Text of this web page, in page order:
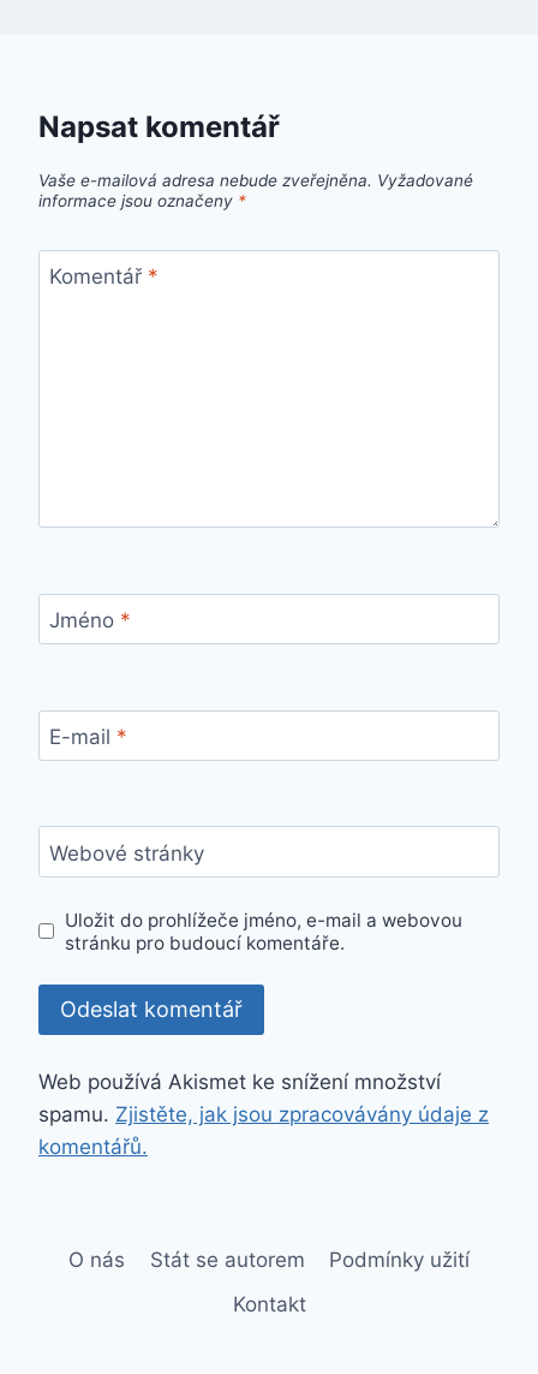
Napsat komentář
Vaše e-mailová adresa nebude zveřejněna. Vyžadované
informace jsou označeny *
Komentář *
Jméno *
E-mail *
Webové stránky
Uložit do prohlížeče jméno, e-mail a webovou
stránku pro budoucí komentáře.
Web používá Akismet ke snížení množství
spamu. Zjistěte, jak jsou zpracovávány údaje z
komentářů.
O nás Stát se autorem
Podmínky užití
Kontakt